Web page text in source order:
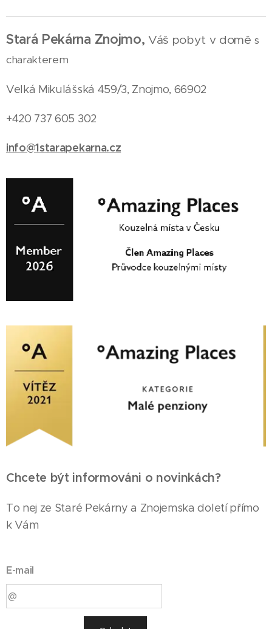
Stará Pekárna Znojmo, Váš pobyt v domě s
charakterem
Velká Mikulášská 459/3, Znojmo, 66902
+420 737 605 302
info@1starapekarna.cz
Chcete být informováni o novinkách?
To nej ze Staré Pekárny a Znojemska doletí přímo
k Vám
E-mail